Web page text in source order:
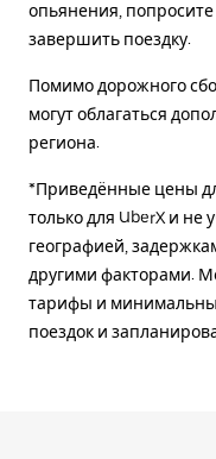
опьянения,
завершить поездку.
Помимо дорожного
могут облагаться
региона.
*Приведённые цены
только для UberX и
географией,
другими факторами.
тарифы и
поездок и